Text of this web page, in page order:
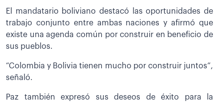
El mandatario boliviano destacó las oportunidades de
trabajo conjunto entre ambas naciones y afirmó que
existe una agenda común por construir en beneficio de
sus pueblos.
“Colombia y Bolivia tienen mucho por construir juntos”,
señaló.
Paz también expresó sus deseos de éxito para la